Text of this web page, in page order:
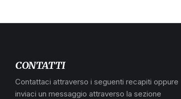
CONTATTI
Contattaci attraverso i seguenti recapiti oppure
inviaci un messaggio attraverso la sezione